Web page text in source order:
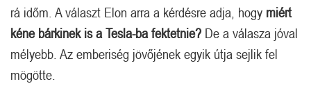
rá időm. A választ Elon arra a kérdésre adja, hogy miért
kéne bárkinek is a Tesla-ba fektetnie? De a válasza jóval
mélyebb. Az emberiség jövőjének egyik útja sejlik fel
mögötte.